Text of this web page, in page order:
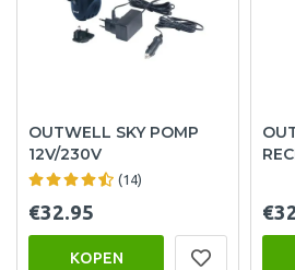
OUTWELL SKY POMP
12V/230V
(14)
€32.95
KOPEN